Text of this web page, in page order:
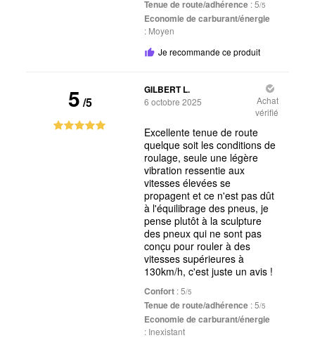
Tenue de route/adhérence : 5/5
Economie de carburant/énergie
: Moyen
Je recommande ce produit
5 /5
GILBERT L.
6 octobre 2025
Achat
vérifié
Excellente tenue de route
quelque soit les conditions de
roulage, seule une légère
vibration ressentie aux
vitesses élevées se
propagent et ce n'est pas dût
à l'équilibrage des pneus, je
pense plutôt à la sculpture
des pneux qui ne sont pas
conçu pour rouler à des
vitesses supérieures à
130km/h, c'est juste un avis !
Confort : 5/5
Tenue de route/adhérence : 5/5
Economie de carburant/énergie
: Inexistant